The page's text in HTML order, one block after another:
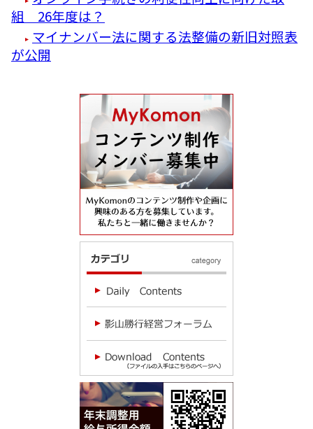
組 26年度は？
マイナンバー法に関する法整備の新旧対照表
が公開